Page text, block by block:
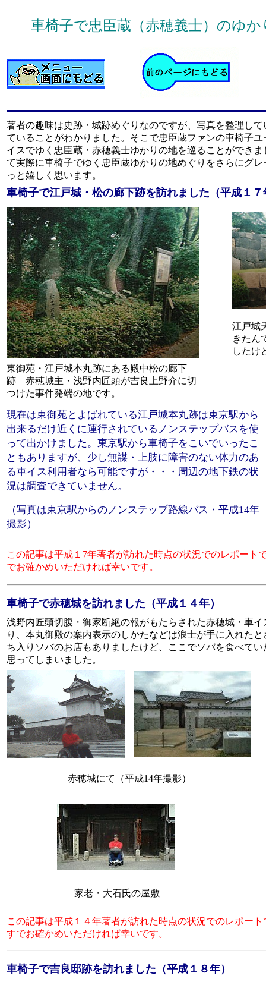
車椅子で忠臣蔵（赤穂義士）のゆ
著者の趣味は史跡・城跡めぐりなのですが、写真を整理し
ていることがわかりました。そこで忠臣蔵ファンの車椅子
イスでゆく忠臣蔵・赤穂義士ゆかりの地を巡ることができ
て実際に車椅子でゆく忠臣蔵ゆかりの地めぐりをさらにグ
っと嬉しく思います。
車椅子で江戸城・松の廊下跡を訪れました（平成１７
江戸城
きたん
したけ
東御苑・江戸城本丸跡にある殿中松の廊下
跡 赤穂城主・浅野内匠頭が吉良上野介に切
つけた事件発端の地です。
現在は東御苑とよばれている江戸城本丸跡は東京駅から
出来るだけ近くに運行されているノンステップバスを使
って出かけました。東京駅から車椅子をこいでいったこ
ともありますが、少し無謀・上肢に障害のない体力のあ
る車イス利用者なら可能ですが・・・周辺の地下鉄の状
況は調査できていません。
（写真は東京駅からのノンステップ路線バス・平成14年
撮影）
この記事は平成１7年著者が訪れた時点の状況でのレポー
でお確かめいただければ幸いです。
車椅子で赤穂城を訪れました（平成１４年）
浅野内匠頭切腹・御家断絶の報がもたらされた赤穂城・車
り、本丸御殿の案内表示のしかたなどは浪士が手に入れた
ち入りソバのお店もありましたけど、ここでソバを食べて
思ってしまいました。
赤穂城にて（平成14年撮影）
家老・大石氏の屋敷
この記事は平成１４年著者が訪れた時点の状況でのレポー
すでお確かめいただければ幸いです。
車椅子で吉良邸跡を訪れました（平成１８年）